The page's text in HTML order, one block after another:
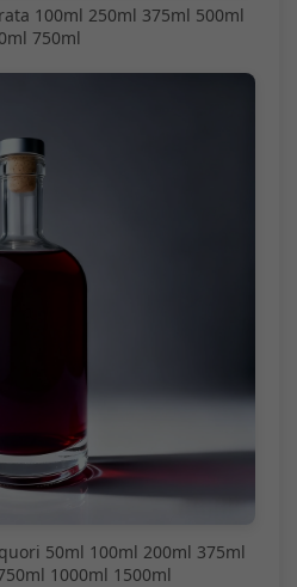
100ml 250ml 375ml 500ml
750ml
50ml 100ml 200ml 375ml
1000ml 1500ml